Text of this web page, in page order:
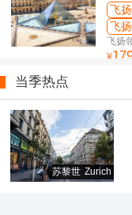
全
飞
飞
飞扬
轻松
¥
当季热点
苏黎世 Zurich